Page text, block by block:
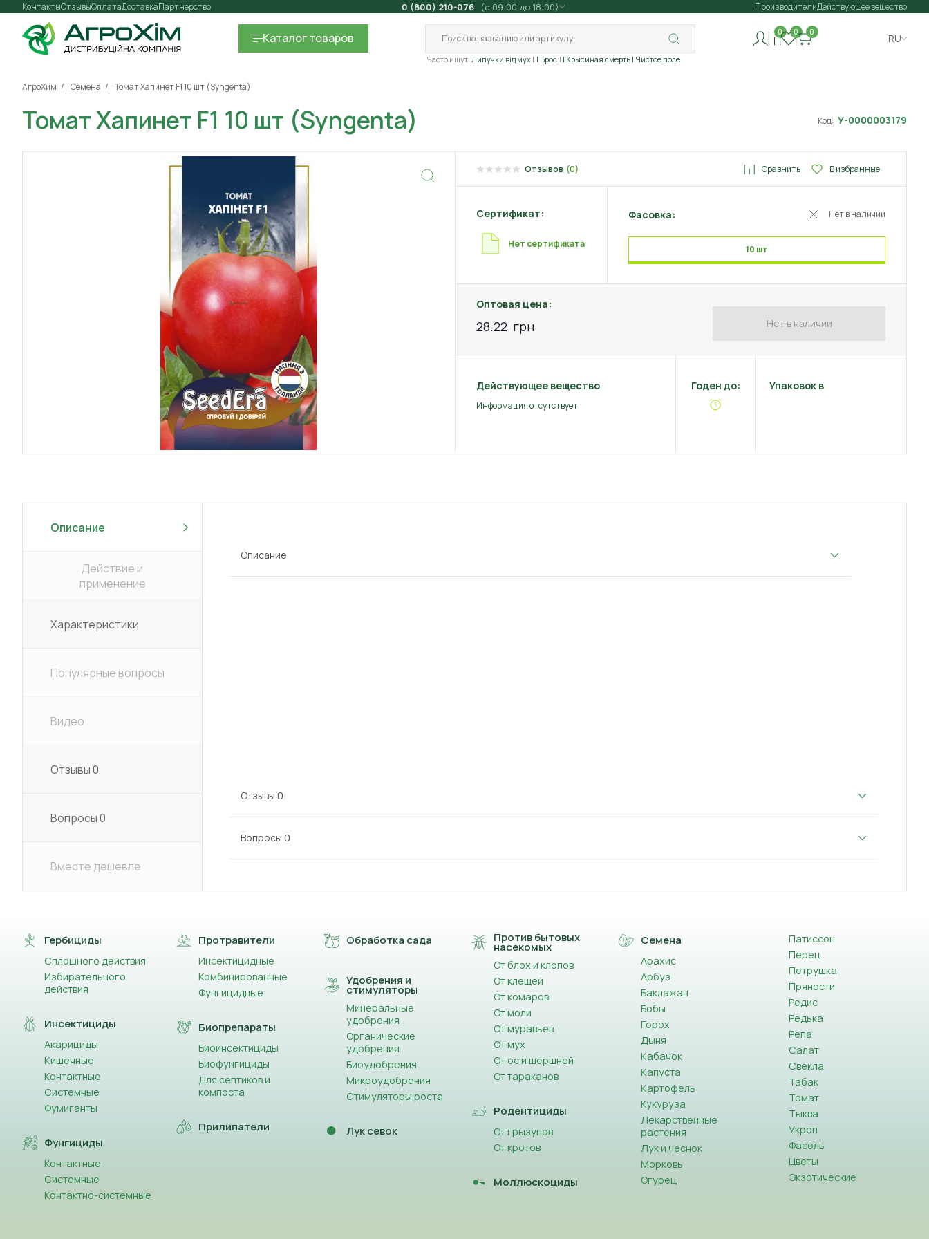
Контакты Оплата
Отзывы ДоставкаПартнерство 0 (800) 210-076 (с 09:00 до 18:00) ПроизводителиДействующее вещество
Каталогтоваров
Часто ищут: Липучки від мух | Брос | Крысиная смерть | Чистое поле
0 0 0
RU
АгроХим Семена Томат Хапинет F1 10 шт (Syngenta)
Томат Хапинет F1 10 шт (Syngenta) Код: У-0000003179
Отзывов (0) Сравнить В избранные
Сертификат:
Нет сертификата
Фасовка: Нет в наличии
10 шт
Оптовая цена:
28.22 грн Нет в наличии
Действующее вещество
Информация отсутствует
Годен до: Упаковок в
Описание
Действие и
применение
Характеристики
Популярные вопросы
Видео
Отзывы0
Вопросы0
Вместе дешевле
Описание
Отзывы 0
Вопросы 0
Гербициды
Сплошного действия
Избирательного
действия
Инсектициды
Акарициды
Кишечные
Контактные
Системные
Фумиганты
Фунгициды
Контактные
Системные
Контактно-системные
Протравители
Инсектицидные
Комбинированные
Фунгицидные
Биопрепараты
Биоинсектициды
Биофунгициды
Для септиков и
компоста
Прилипатели
Обработка сада
Удобрения и
стимуляторы
Минеральные
удобрения
Органические
удобрения
Биоудобрения
Микроудобрения
Стимуляторы роста
Лук севок
Против бытовых
насекомых
От блох и клопов
От клещей
От комаров
От моли
От муравьев
От мух
От ос и шершней
От тараканов
Родентициды
От грызунов
От кротов
Моллюскоциды
Семена
Арахис
Арбуз
Баклажан
Бобы
Горох
Дыня
Кабачок
Капуста
Картофель
Кукуруза
Лекарственные
растения
Лук и чеснок
Морковь
Огурец
Патиссон
Перец
Петрушка
Пряности
Редис
Редька
Репа
Салат
Свекла
Табак
Томат
Тыква
Укроп
Фасоль
Цветы
Экзотические